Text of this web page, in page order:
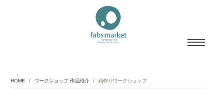
HOME / ワークショップ 作品紹介 / 箱作りワークショップ